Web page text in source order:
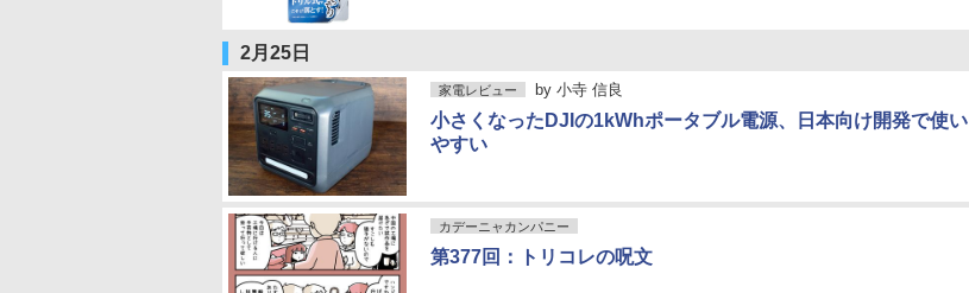
2月25日
家電レビュー by 小寺 信良
小さくなったDJIの1kWhポータブル電源、日本向け開発で使い
やすい
カデーニャカンパニー
第377回：トリコレの呪文